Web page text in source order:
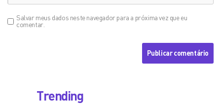
Salvar meus dados neste navegador para a próxima vez que eu
comentar.
Trending